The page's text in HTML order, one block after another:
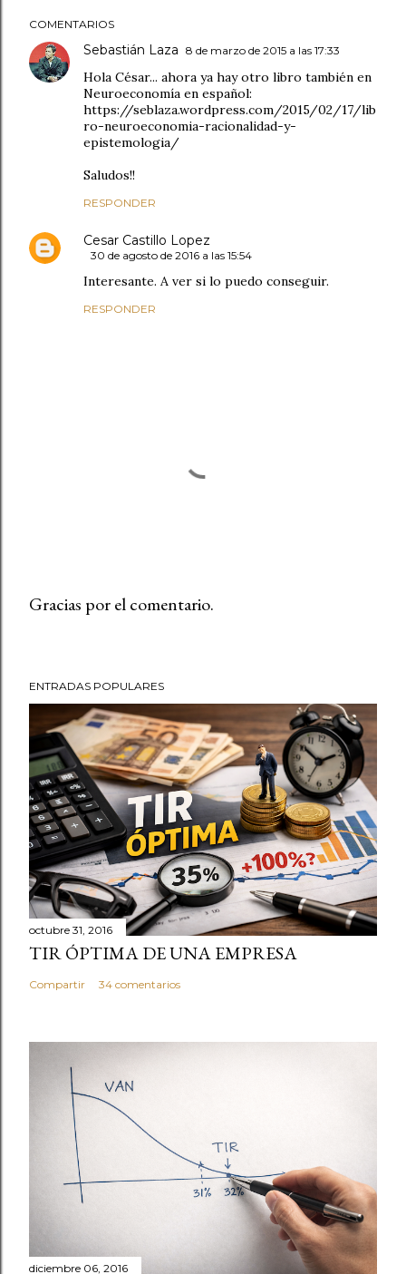
COMENTARIOS
Sebastián Laza 8 de marzo de 2015 a las 17:33
Hola César... ahora ya hay otro libro también en
Neuroeconomía en español:
https://seblaza.wordpress.com/2015/02/17/lib
ro-neuroeconomia-racionalidad-y-
epistemologia/
Saludos!!
RESPONDER
Cesar Castillo Lopez
30 de agosto de 2016 a las 15:54
Interesante. A ver si lo puedo conseguir.
RESPONDER
l
a
r
u
n
c
o
m
e
n
t
Gracias por el comentario.
ENTRADAS POPULARES
octubre 31, 2016
TIR ÓPTIMA DE UNA EMPRESA
Compartir 34 comentarios
diciembre 06, 2016